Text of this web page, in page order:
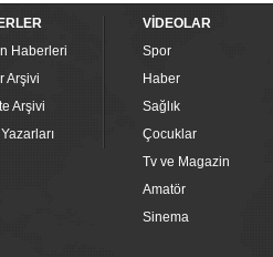
Haberleri
Arşivi
Arşivi
VİDEOLAR
Spor
Haber
Sağlık
Çocuklar
Tv ve Magazin
Amatör
Sinema